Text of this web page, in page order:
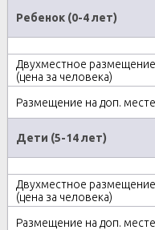
Ребенок (0-4 лет)
Дети (5-14 лет)